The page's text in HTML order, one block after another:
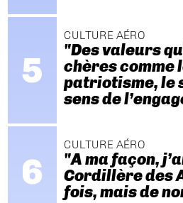
CULTURE AÉRO
"Des valeurs
chères comme
patriotisme, le
sens de
CULTURE AÉRO
"A ma façon,
Cordillère des
fois, mais de